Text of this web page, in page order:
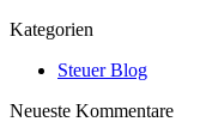
Kategorien
Steuer Blog
Neueste Kommentare